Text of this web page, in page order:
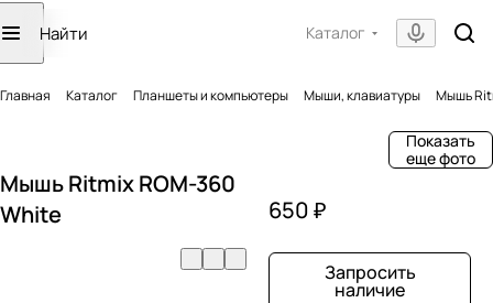
Каталог
Главная Каталог Планшеты и компьютеры Мыши, клавиатуры Мышь
Показать
еще фото
Мышь Ritmix ROM-360
White
650 ₽
Запросить
наличие